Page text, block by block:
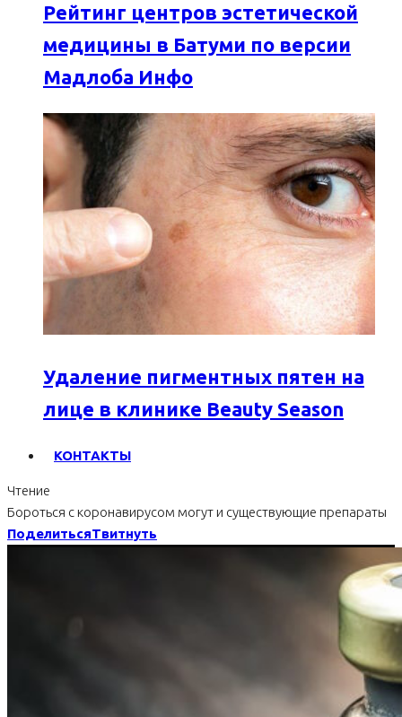
Рейтинг центров эстетической
медицины в Батуми по версии
Мадлоба Инфо
Удаление пигментных пятен на
лице в клинике Beauty Season
КОНТАКТЫ
Чтение
Бороться с коронавирусом могут и существующие препараты
ПоделитьсяТвитнуть